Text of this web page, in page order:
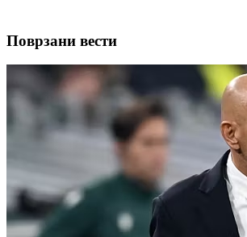
Поврзани вести